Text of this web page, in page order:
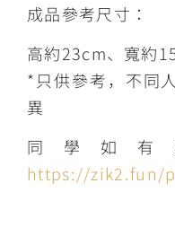
成品參考尺寸：
高約23cm、寬約
*只供參考，不同
異
同學如有
https://zik2.fun/